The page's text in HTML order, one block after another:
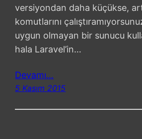
versiyondan daha küçükse,
komutlarını
uygun olmayan bir sunucu
hala Laravel’in…
Devamı…
5 Kasım 2015